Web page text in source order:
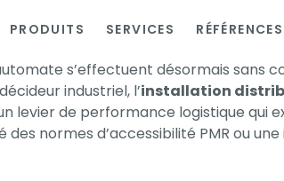
PRODUITS SERVICES RÉFÉRENCES
s’effectuent désormais
industriel, l’installation
levier de performance logistique qui
normes d’accessibilité PMR ou